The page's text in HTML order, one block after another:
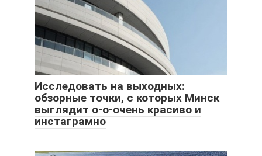
Исследовать на выходных:
обзорные точки, с которых Минск
выглядит о-о-очень красиво и
инстаграмно